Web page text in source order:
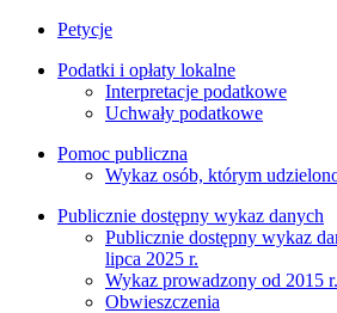
Petycje
Podatki i opłaty lokalne
Interpretacje podatkowe
Uchwały podatkowe
Pomoc publiczna
Wykaz osób, którym
Publicznie dostępny wykaz danych
Publicznie dostępny wykaz
lipca 2025 r.
Wykaz prowadzony od 2015
Obwieszczenia